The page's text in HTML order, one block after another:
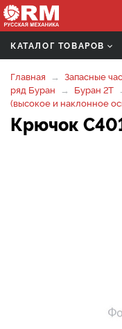
КАТАЛОГ ТОВАРОВ
Главная Запасные
ряд Буран
Буран 2Т
(высокое и наклонное
Крючок